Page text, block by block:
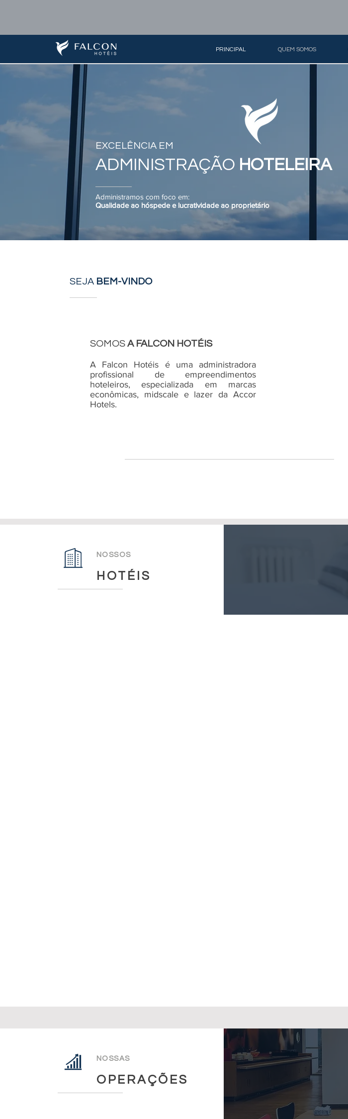
PRINCIPAL QUEM SOMOS
EXCELÊNCIA EM
ADMINISTRAÇÃO HOTELEIRA
Administramos com foco em:
Qualidade ao hóspede e lucratividade ao proprietário
SEJA BEM-VINDO
SOMOS A FALCON HOTÉIS
A Falcon Hotéis é uma administradora
profissional de empreendimentos
hoteleiros, especializada em marcas
econômicas, midscale e lazer da Accor
Hotels.
NOSSOS
HOTÉIS
NOSSAS
OPERAÇÕES